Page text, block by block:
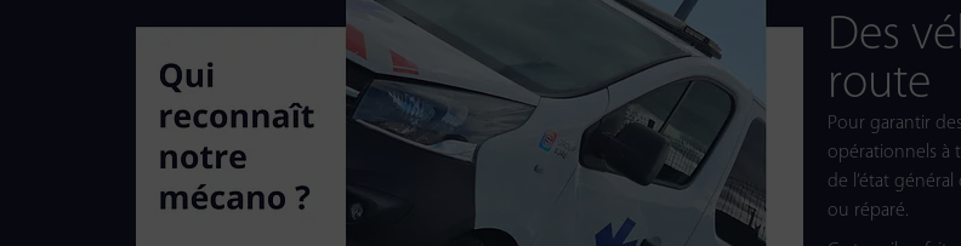
Des
route
Pour garantir
opérationnels à
de l’état
ou réparé.